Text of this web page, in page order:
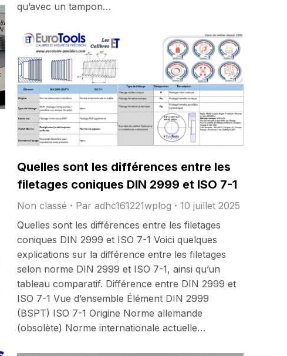
qu’avec un tampon…
Quelles sont les différences entre les
filetages coniques DIN 2999 et ISO 7-1
Non classé Par adhc161221wplog
10 juillet 2025
Quelles sont les différences entre les filetages
coniques DIN 2999 et ISO 7-1 Voici quelques
explications sur la différence entre les filetages
selon norme DIN 2999 et ISO 7-1, ainsi qu’un
tableau comparatif. Différence entre DIN 2999 et
ISO 7-1 Vue d’ensemble Élément DIN 2999
(BSPT) ISO 7-1 Origine Norme allemande
(obsolète) Norme internationale actuelle…